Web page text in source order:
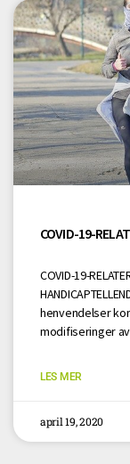
COVID-19-
COVID-19-
henvendelser
modifiseringer
LES MER
april 19, 2020